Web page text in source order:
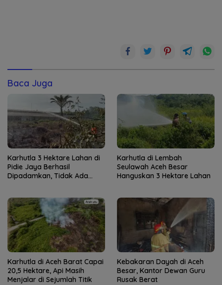
Baca Juga
Karhutla 3 Hektare Lahan di
Pidie Jaya Berhasil
Dipadamkan, Tidak Ada
Karhutla di Lembah
Seulawah Aceh Besar
Hanguskan 3 Hektare Lahan
Karhutla di Aceh Barat Capai
20,5 Hektare, Api Masih
Menjalar di Sejumlah Titik
Kebakaran Dayah di Aceh
Besar, Kantor Dewan Guru
Rusak Berat